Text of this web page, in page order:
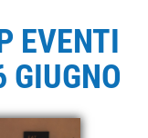
EVENTI
GIUGNO